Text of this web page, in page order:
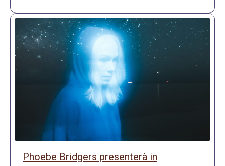
Phoebe Bridgers presenterà in